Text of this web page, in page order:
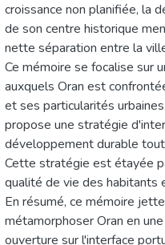
croissance non planifiée, la
de son centre historique
nette séparation entre la
Ce mémoire se focalise sur
auxquels Oran est
et ses particularités
propose une stratégie
développement durable
Cette stratégie est étayée
qualité de vie des habitants
En résumé, ce mémoire
métamorphoser Oran en
ouverture sur l'interface